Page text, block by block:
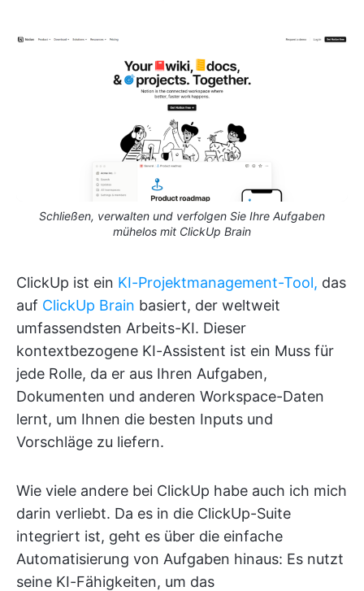
Schließen, verwalten und verfolgen Sie Ihre Aufgaben
mühelos mit ClickUp Brain
ClickUp ist ein KI-Projektmanagement-Tool, das
auf ClickUp Brain basiert, der weltweit
umfassendsten Arbeits-KI. Dieser
kontextbezogene KI-Assistent ist ein Muss für
jede Rolle, da er aus Ihren Aufgaben,
Dokumenten und anderen Workspace-Daten
lernt, um Ihnen die besten Inputs und
Vorschläge zu liefern.
Wie viele andere bei ClickUp habe auch ich mich
darin verliebt. Da es in die ClickUp-Suite
integriert ist, geht es über die einfache
Automatisierung von Aufgaben hinaus: Es nutzt
seine KI-Fähigkeiten, um das